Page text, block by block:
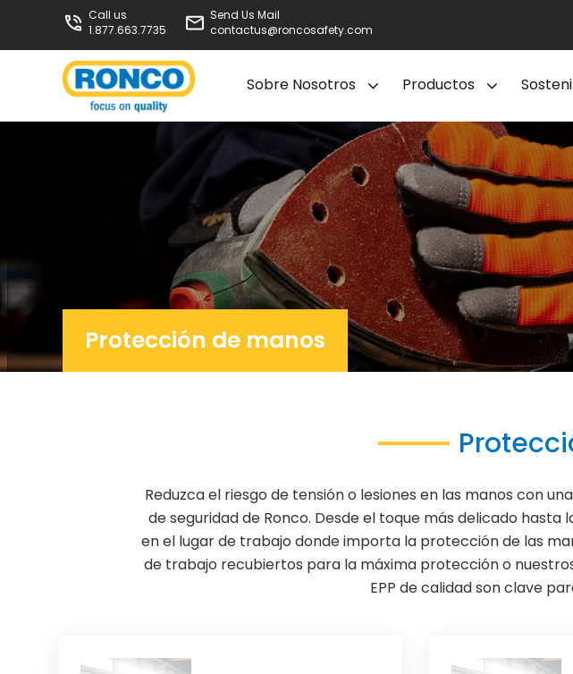
Call us
1.877.663.7735
Send Us Mail
contactus@roncosafety.com
Sobre Nosotros Productos
Protección de manos
Reduzca el riesgo de tensión o lesiones en las manos con
de seguridad de Ronco. Desde el toque más delicado
en el lugar de trabajo donde importa la protección de las
de trabajo recubiertos para la máxima protección o
EPP de calidad son clave